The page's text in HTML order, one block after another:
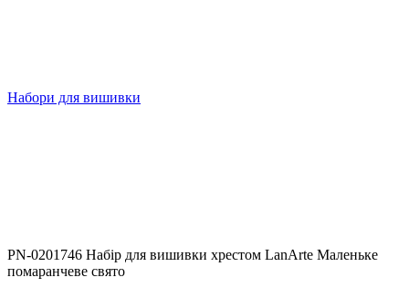
Набори для вишивки
PN-0201746 Набір для вишивки хрестом LanArte Маленьке
помаранчеве свято